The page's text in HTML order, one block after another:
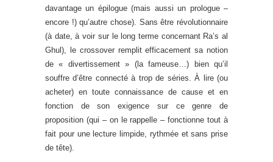
davantage un épilogue (mais aussi un prologue –
encore !) qu’autre chose). Sans être révolutionnaire
(à date, à voir sur le long terme concernant Ra’s al
Ghul), le crossover remplit efficacement sa notion
de « divertissement » (la fameuse…) bien qu’il
souffre d’être connecté à trop de séries. À lire (ou
acheter) en toute connaissance de cause et en
fonction de son exigence sur ce genre de
proposition (qui – on le rappelle – fonctionne tout à
fait pour une lecture limpide, rythmée et sans prise
de tête).